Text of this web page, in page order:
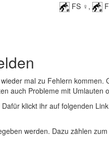
FS ♀,
mal zu Fehlern
auch Probleme mit Umlauten
klickt ihr auf folgenden
werden. Dazu zählen zum